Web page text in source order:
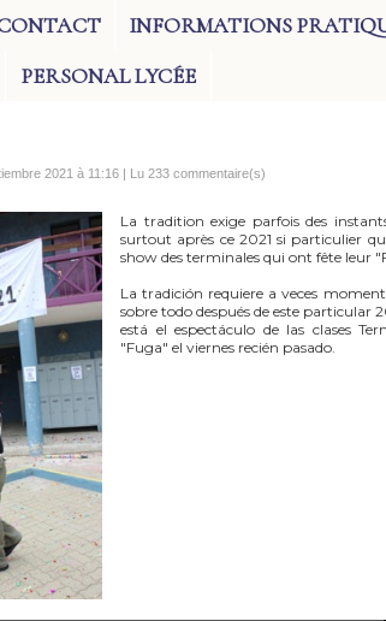
INFORMATIONS
PERSONAL LYCÉE
2021 à 11:16 | Lu 233 commentaire(s)
La tradition exige parfois des
surtout après ce 2021 si particulier
show des terminales qui ont fête leur
La tradición requiere a veces
sobre todo después de este particular
está el espectáculo de las clases
"Fuga" el viernes recién pasado.